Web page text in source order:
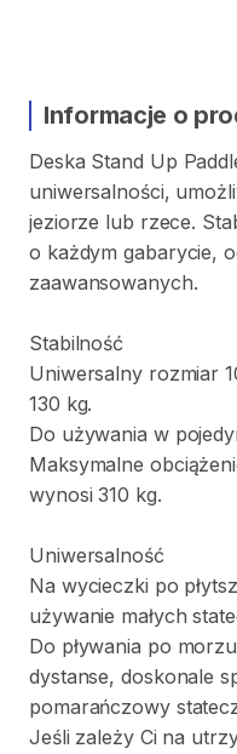
Informacje o
Deska Stand Up
uniwersalności​,​
jeziorze lub rzece.
o każdym gabarycie​,​
zaawansowanych.
Stabilność
Uniwersalny rozmiar
130 kg.
Do używania w
Maksymalne
wynosi 310 kg.
Uniwersalność
Na wycieczki po
używanie małych
Do pływania po morzu
dystanse​,​ doskonale
pomarańczowy
Jeśli zależy Ci na